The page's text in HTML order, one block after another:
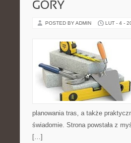
GÓRY
POSTED BY ADMIN LUT - 4 -
planowania tras, a także
świadomie. Strona powstała z
[…]